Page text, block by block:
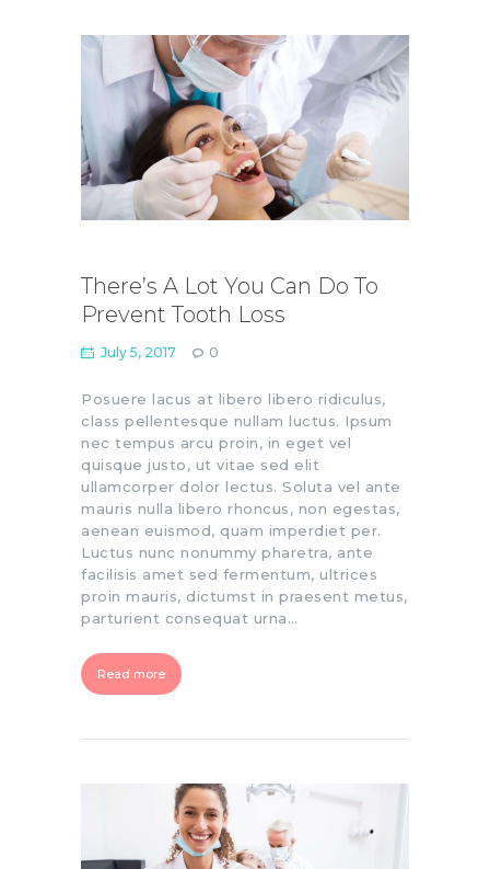
There’s A Lot You Can Do To
Prevent Tooth Loss
July 5, 2017 0
Posuere lacus at libero libero ridiculus,
class pellentesque nullam luctus. Ipsum
nec tempus arcu proin, in eget vel
quisque justo, ut vitae sed elit
ullamcorper dolor lectus. Soluta vel ante
mauris nulla libero rhoncus, non egestas,
aenean euismod, quam imperdiet per.
Luctus nunc nonummy pharetra, ante
facilisis amet sed fermentum, ultrices
proin mauris, dictumst in praesent metus,
parturient consequat urna…
Read more